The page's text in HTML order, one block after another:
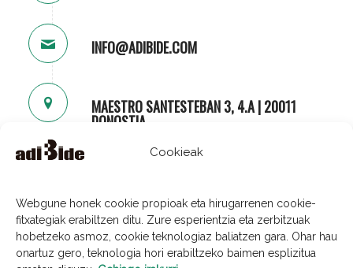
Cookieak
Webgune honek cookie propioak eta hirugarrenen cookie-
fitxategiak erabiltzen ditu. Zure esperientzia eta zerbitzuak
hobetzeko asmoz, cookie teknologiaz baliatzen gara. Ohar hau
onartuz gero, teknologia hori erabiltzeko baimen esplizitua
INFO@ADIBIDE.COM
MAESTRO SANTESTEBAN 3, 4.A | 20011
DONOSTIA